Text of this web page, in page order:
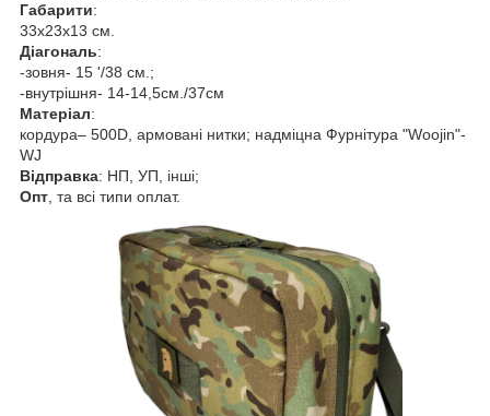
Габарити:
33х23х13 см.
Діагональ:
-зовня- 15 '/38 см.;
-внутрішня- 14-14,5см./37см
Матеріал:
кордура– 500D, армовані нитки; надміцна Фурнітура "Woojin"-
WJ
Відправка: НП, УП, інші;
Опт, та всі типи оплат.